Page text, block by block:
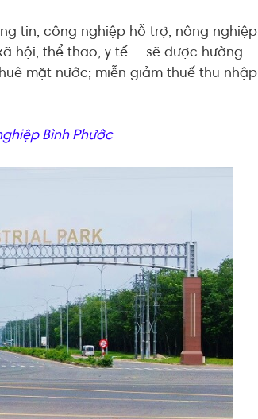
tin, công nghiệp hỗ trợ, nông nghiệp
hội, thể thao, y tế… sẽ được hưởng
mặt nước; miễn giảm thuế thu nhập
Bình Phước